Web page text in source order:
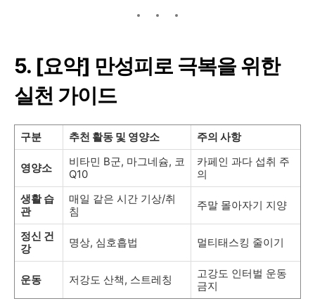
5. [요약] 만성피로 극복을 위한
실천 가이드
구분 추천 활동 및 영양소 주의 사항
영양소
비타민 B군, 마그네슘, 코
Q10
카페인 과다 섭취 주
의
생활 습
관
매일 같은 시간 기상/취
침
주말 몰아자기 지양
정신 건
강
명상, 심호흡법 멀티태스킹 줄이기
운동 저강도 산책, 스트레칭
고강도 인터벌 운동
금지